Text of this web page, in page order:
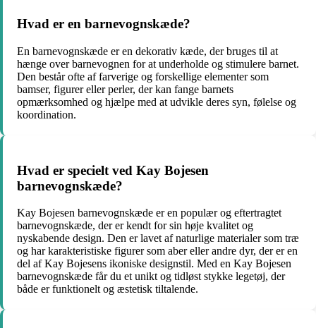
Hvad er en barnevognskæde?
En barnevognskæde er en dekorativ kæde, der bruges til at
hænge over barnevognen for at underholde og stimulere barnet.
Den består ofte af farverige og forskellige elementer som
bamser, figurer eller perler, der kan fange barnets
opmærksomhed og hjælpe med at udvikle deres syn, følelse og
koordination.
Hvad er specielt ved Kay Bojesen
barnevognskæde?
Kay Bojesen barnevognskæde er en populær og eftertragtet
barnevognskæde, der er kendt for sin høje kvalitet og
nyskabende design. Den er lavet af naturlige materialer som træ
og har karakteristiske figurer som aber eller andre dyr, der er en
del af Kay Bojesens ikoniske designstil. Med en Kay Bojesen
barnevognskæde får du et unikt og tidløst stykke legetøj, der
både er funktionelt og æstetisk tiltalende.